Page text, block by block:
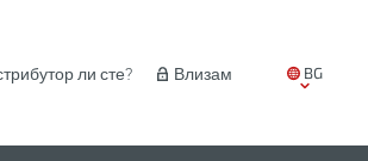
BG
Влизам
ли сте?